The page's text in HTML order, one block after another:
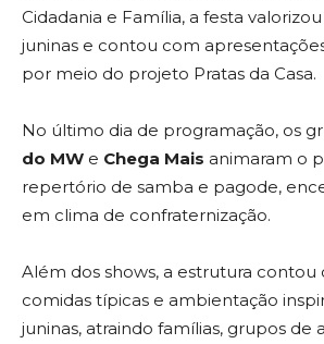
Cidadania e Família, a festa
juninas e contou com
por meio do projeto Pratas da Casa.
No último dia de programação, os
do MW e Chega Mais animaram o
repertório de samba e pagode,
em clima de confraternização.
Além dos shows, a estrutura contou
comidas típicas e ambientação
juninas, atraindo famílias, grupos de